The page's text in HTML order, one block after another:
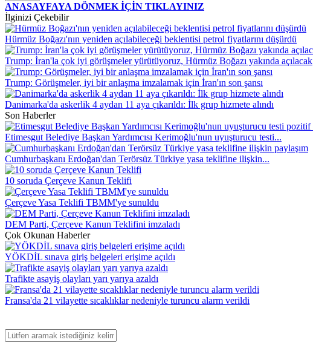
ANASAYFAYA DÖNMEK İÇİN TIKLAYINIZ
İlginizi Çekebilir
Hürmüz Boğazı'nın yeniden açılabileceği beklentisi petrol fiyatlarını düşürdü
Trump: İran'la çok iyi görüşmeler yürütüyoruz, Hürmüz Boğazı yakında açılacak
Trump: Görüşmeler, iyi bir anlaşma imzalamak için İran'ın son şansı
Danimarka'da askerlik 4 aydan 11 aya çıkarıldı: İlk grup hizmete alındı
Son Haberler
Etimesgut Belediye Başkan Yardımcısı Kerimoğlu'nun uyuşturucu testi...
Cumhurbaşkanı Erdoğan'dan Terörsüz Türkiye yasa teklifine ilişkin...
10 soruda Çerçeve Kanun Teklifi
Çerçeve Yasa Teklifi TBMM'ye sunuldu
DEM Parti, Çerçeve Kanun Teklifini imzaladı
Çok Okunan Haberler
YÖKDİL sınava giriş belgeleri erişime açıldı
Trafikte asayiş olayları yarı yarıya azaldı
Fransa'da 21 vilayette sıcaklıklar nedeniyle turuncu alarm verildi